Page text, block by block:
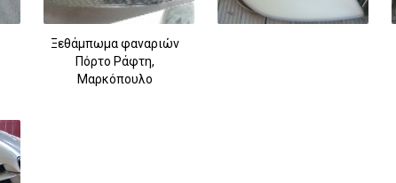
Ξεθάμπωμα φαναριών
Πόρτο Ράφτη,
Μαρκόπουλο